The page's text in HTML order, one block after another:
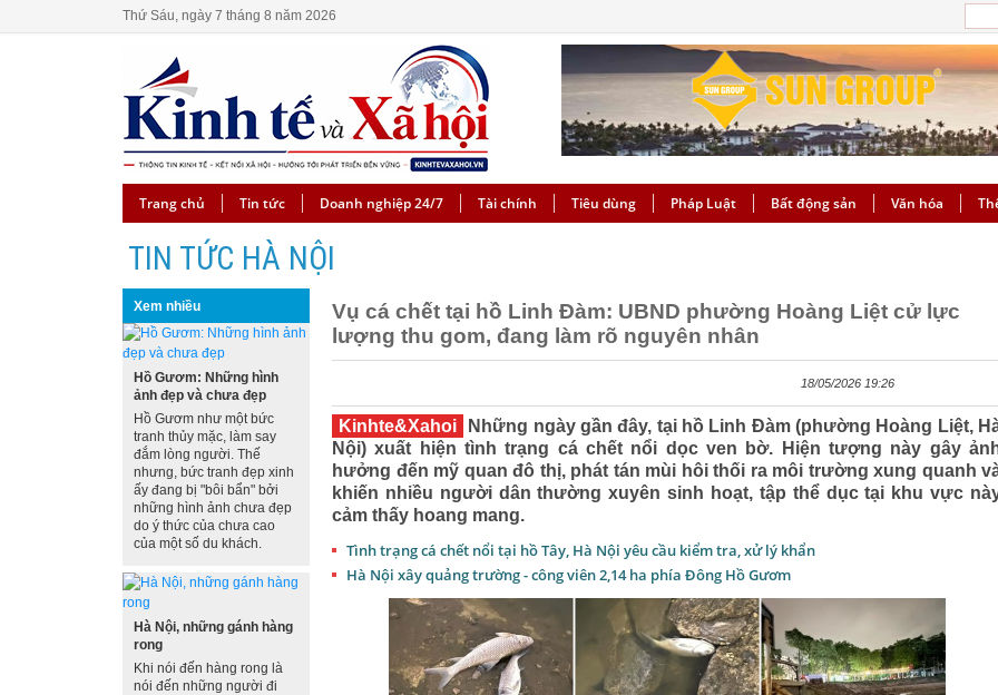
Thứ Sáu, ngày 7 tháng 8 năm 2026
Trang chủ Tin tức Doanh nghiệp 24/7 Tài chính Tiêu dùng Pháp Luật Bất động sản Văn hóa
TIN TỨC HÀ NỘI
Xem nhiều
Hồ Gươm: Những hình
ảnh đẹp và chưa đẹp
Hồ Gươm như một bức
tranh thủy mặc, làm say
đắm lòng người. Thế
nhưng, bức tranh đẹp xinh
ấy đang bị "bôi bẩn" bởi
những hình ảnh chưa đẹp
do ý thức của chưa cao
của một số du khách.
Hà Nội, những gánh hàng
rong
Khi nói đến hàng rong là
nói đến những người đi
Vụ cá chết tại hồ Linh Đàm: UBND phường Hoàng Liệt cử lực
lượng thu gom, đang làm rõ nguyên nhân
18/05/2026 19:26
Kinhte&Xahoi
Những ngày gần đây, tại hồ Linh Đàm (phường Hoàng Liệt,
Nội) xuất hiện tình trạng cá chết nổi dọc ven bờ. Hiện tượng này gây
hưởng đến mỹ quan đô thị, phát tán mùi hôi thối ra môi trường xung quanh
khiến nhiều người dân thường xuyên sinh hoạt, tập thể dục tại khu vực
cảm thấy hoang mang.
Tình trạng cá chết nổi tại hồ Tây, Hà Nội yêu cầu kiểm tra, xử lý khẩn
Hà Nội xây quảng trường - công viên 2,14 ha phía Đông Hồ Gươm